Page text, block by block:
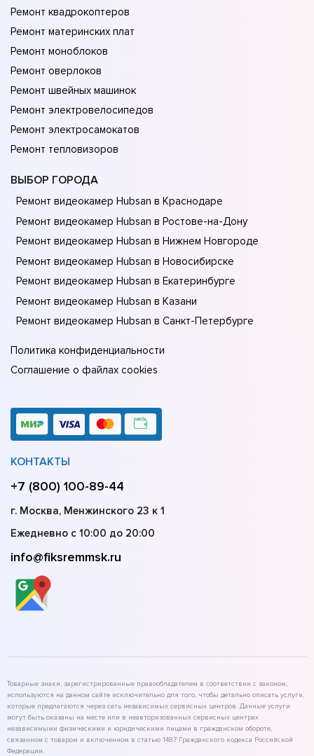
Ремонт квадрокоптеров
Ремонт материнских плат
Ремонт моноблоков
Ремонт оверлоков
Ремонт швейных машинок
Ремонт электровелосипедов
Ремонт электросамокатов
Ремонт тепловизоров
ВЫБОР ГОРОДА
Ремонт видеокамер Hubsan в Краснодаре
Ремонт видеокамер Hubsan в Ростове-на-Донy
Ремонт видеокамер Hubsan в Нижнем Новгороде
Ремонт видеокамер Hubsan в Новосибирске
Ремонт видеокамер Hubsan в Екатеринбурге
Ремонт видеокамер Hubsan в Казани
Ремонт видеокамер Hubsan в Санкт-Петербурге
Политика конфиденциальности
Соглашение о файлах cookies
КОНТАКТЫ
+7 (800) 100-89-44
г. Москва, Менжинского 23 к 1
Ежедневно с 10:00 до 20:00
info@fiksremmsk.ru
Товарные знаки, зарегистрированные правообладателем в соответствии с законом,
используются на данном сайте исключительно для того, чтобы детально описать услуги,
которые предлагаются через сеть независимых сервисных центров. Данные услуги
могут быть оказаны на месте или в неавторизованных сервисных центрах
независимыми физическими и юридическими лицами в гражданском обороте,
связанном с товаром и включенном в статью 1487 Гражданского кодекса Российской
Федерации.